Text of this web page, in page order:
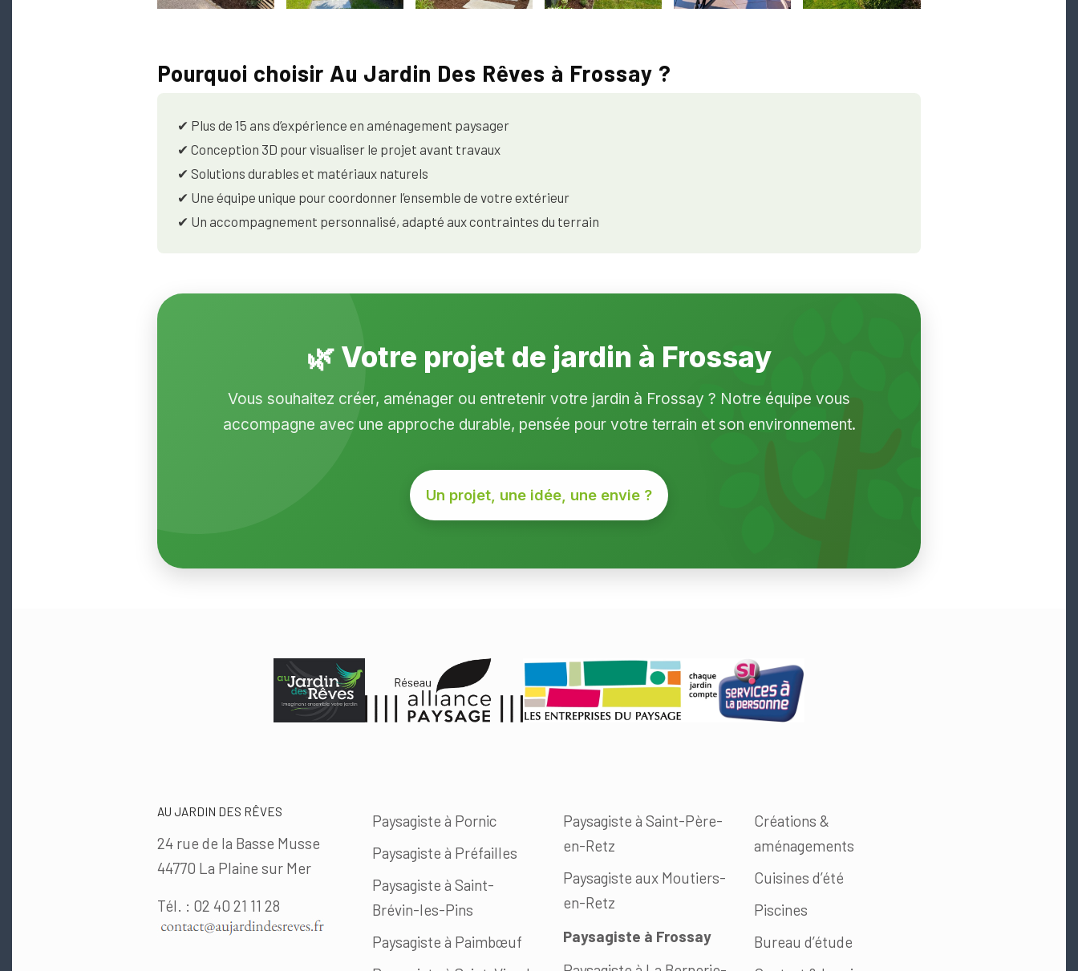
Pourquoi choisir Au Jardin Des Rêves à Frossay ?
✔ Plus de 15 ans d’expérience en aménagement paysager
✔ Conception 3D pour visualiser le projet avant travaux
✔ Solutions durables et matériaux naturels
✔ Une équipe unique pour coordonner l’ensemble de votre extérieur
✔ Un accompagnement personnalisé, adapté aux contraintes du terrain
🌿 Votre projet de jardin à Frossay
Vous souhaitez créer, aménager ou entretenir votre jardin à Frossay ? Notre équipe vous
accompagne avec une approche durable, pensée pour votre terrain et son environnement.
Un projet, une idée, une envie ?
AU JARDIN DES RÊVES
24 rue de la Basse Musse
44770 La Plaine sur Mer
Tél. : 02 40 21 11 28
Paysagiste à Pornic
Paysagiste à Préfailles
Paysagiste à Saint-
Brévin-les-Pins
Paysagiste à Paimbœuf
Paysagiste à Saint-Père-
en-Retz
Paysagiste aux Moutiers-
en-Retz
Paysagiste à Frossay
Créations &
aménagements
Cuisines d’été
Piscines
Bureau d’étude